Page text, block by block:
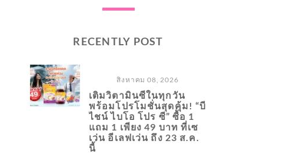
RECENTLY POST
สิงหาคม 08, 2026
เติมวิตามินซีในทุกวัน
พร้อมโปรโมชั่นสุดคุ้ม! “บี
ไชน์ ไบโอ โปร ซี” ซื้อ 1
แถม 1 เพียง 49 บาท ที่เซ
เว่น อีเลฟเว่น ถึง 23 ส.ค.
นี้